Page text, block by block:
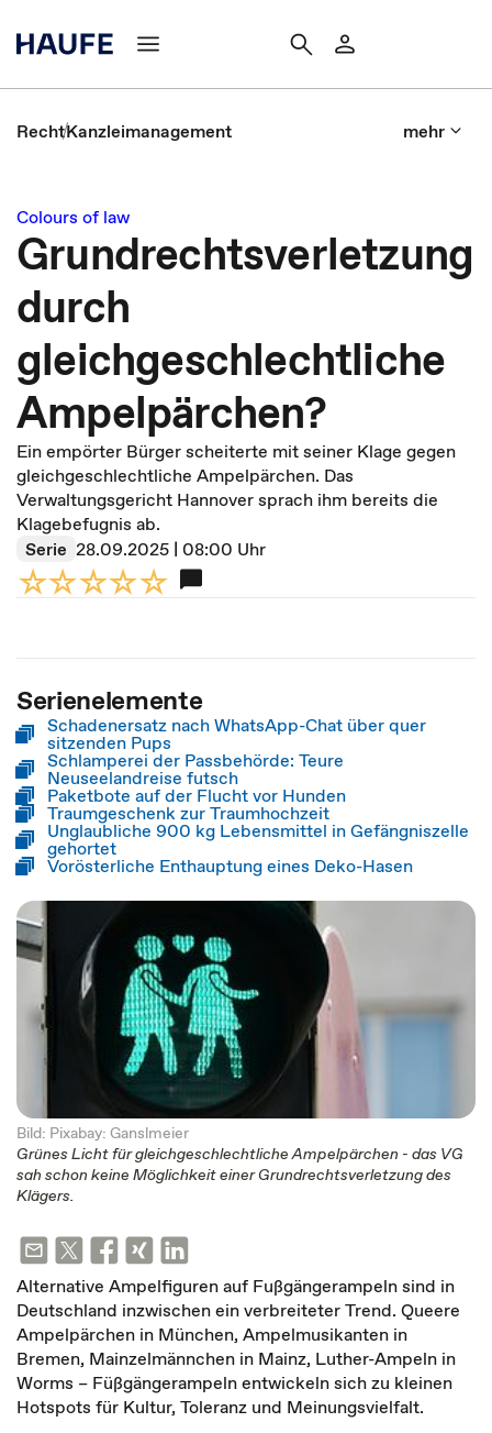
RechtKanzleimanagement mehr
Colours of law
Grundrechtsverletzung
durch
gleichgeschlechtliche
Ampelpärchen?
Ein empörter Bürger scheiterte mit seiner Klage gegen
gleichgeschlechtliche Ampelpärchen. Das
Verwaltungsgericht Hannover sprach ihm bereits die
Klagebefugnis ab.
Serie 28.09.2025 | 08:00 Uhr
Serienelemente
Schadenersatz nach WhatsApp-Chat über quer
sitzenden Pups
Schlamperei der Passbehörde: Teure
Neuseelandreise futsch
Paketbote auf der Flucht vor Hunden
Traumgeschenk zur Traumhochzeit
Unglaubliche 900 kg Lebensmittel in Gefängniszelle
gehortet
Vorösterliche Enthauptung eines Deko-Hasen
Bild: Pixabay: Ganslmeier
Grünes Licht für gleichgeschlechtliche Ampelpärchen - das VG
sah schon keine Möglichkeit einer Grundrechtsverletzung des
Klägers.
Alternative Ampelfiguren auf Fußgängerampeln sind in
Deutschland inzwischen ein verbreiteter Trend. Queere
Ampelpärchen in München, Ampelmusikanten in
Bremen, Mainzelmännchen in Mainz, Luther-Ampeln in
Worms – Füßgängerampeln entwickeln sich zu kleinen
Hotspots für Kultur, Toleranz und Meinungsvielfalt.